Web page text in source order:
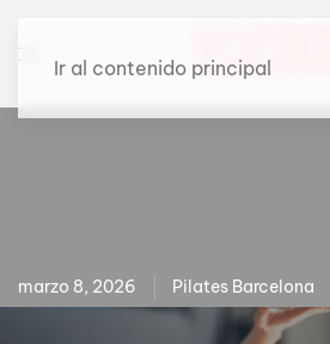
Ir al contenido principal
marzo 8, 2026 Pilates Barcelona